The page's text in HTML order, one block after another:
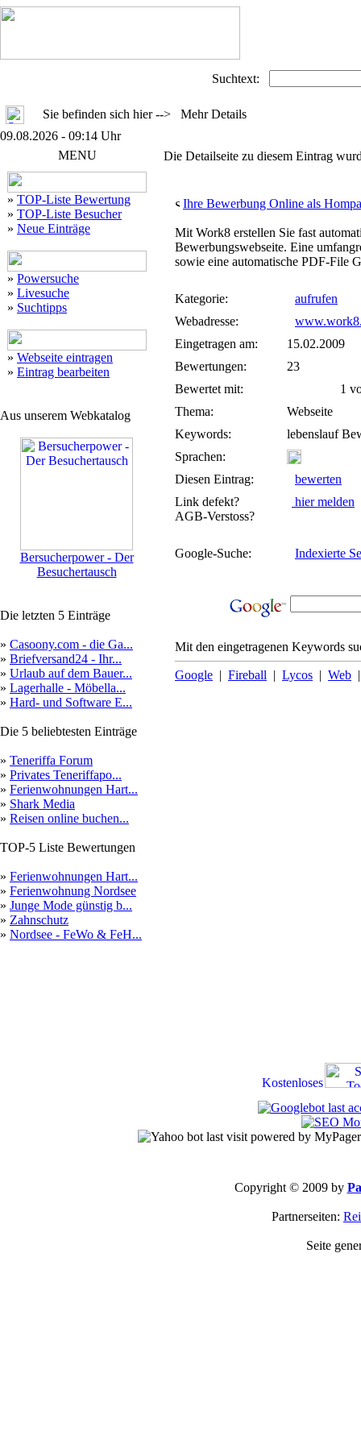
Suchtext:
Sie befinden sich hier --> Mehr Details
09.08.2026 - 09:14 Uhr
MENU
» TOP-Liste Bewertung
» TOP-Liste Besucher
» Neue Einträge
» Powersuche
» Livesuche
» Suchtipps
» Webseite eintragen
» Eintrag bearbeiten
Aus unserem Webkatalog
Bersucherpower - Der
Besuchertausch
Die letzten 5 Einträge
» Casoony.com - die Ga...
» Briefversand24 - Ihr...
» Urlaub auf dem Bauer...
» Lagerhalle - Möbella...
» Hard- und Software E...
Die 5 beliebtesten Einträge
» Teneriffa Forum
» Privates Teneriffapo...
» Ferienwohnungen Hart...
» Shark Media
» Reisen online buchen...
TOP-5 Liste Bewertungen
» Ferienwohnungen Hart...
» Ferienwohnung Nordsee
» Junge Mode günstig b...
» Zahnschutz
» Nordsee - FeWo & FeH...
Die Detailseite zu diesem Eintrag
Ihre Bewerbung Online als
Mit Work8 erstellen Sie fast
Bewerbungswebseite. Eine
sowie eine automatische PDF-File
Kategorie:
aufrufen
Webadresse:
Eingetragen am:
15.02.2009
Bewertungen:
23
Bewertet mit:
1
Thema:
Webseite
Keywords:
lebenslauf
Sprachen:
Diesen Eintrag:
bewerten
Link defekt?
AGB-Verstoss?
hier melden
Google-Suche: Indexierte
Mit den eingetragenen Keywords
Google | Fireball | Lycos | Web
Copyright © 2009 by
Partnerseiten:
Seite